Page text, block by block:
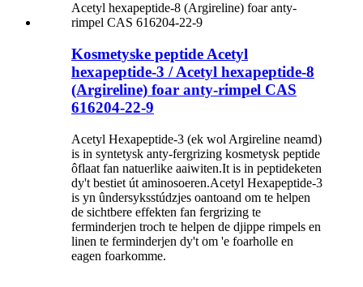
Kosmetyske peptide Acetyl
hexapeptide-3 / Acetyl hexapeptide-8
(Argireline) foar anty-rimpel CAS
616204-22-9
Acetyl Hexapeptide-3 (ek wol Argireline neamd)
is in syntetysk anty-fergrizing kosmetysk peptide
ôflaat fan natuerlike aaiwiten.It is in peptideketen
dy't bestiet út aminosoeren.Acetyl Hexapeptide-3
is yn ûndersyksstúdzjes oantoand om te helpen
de sichtbere effekten fan fergrizing te
ferminderjen troch te helpen de djippe rimpels en
linen te ferminderjen dy't om 'e foarholle en
eagen foarkomme.